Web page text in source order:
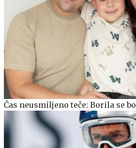
Čas neusmiljeno teče: Borila se